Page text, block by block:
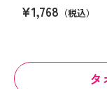
¥1,768 （税込）
タ